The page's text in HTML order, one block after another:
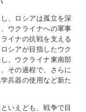
、ロシアは孤立を深
ウクライナへの軍事
イナの抗戦を支える
シアが目指したウク
、ウクライナ東南部
その過程で、さらに
兵器の使用など新た
いえども、戦争で目